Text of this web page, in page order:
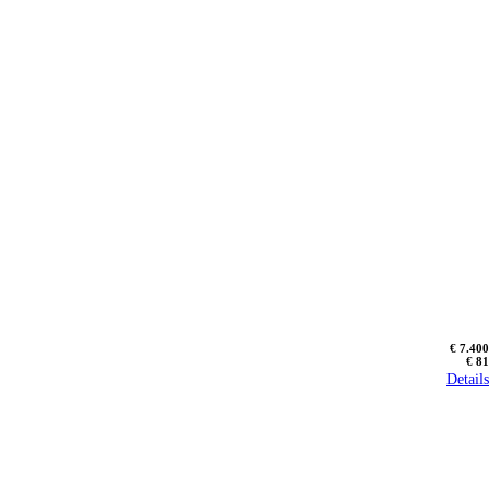
€ 7.400
€ 81
Details